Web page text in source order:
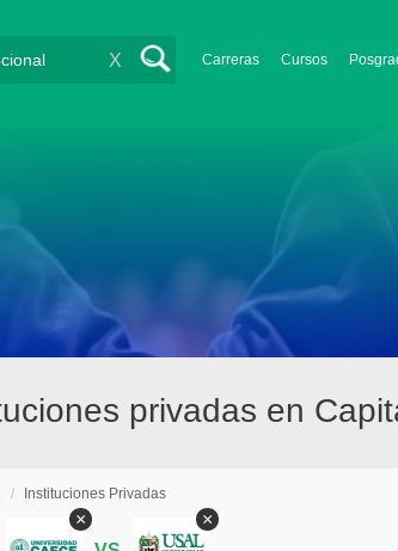
Carreras Cursos
X
privadas en
/ Instituciones Privadas
×
×